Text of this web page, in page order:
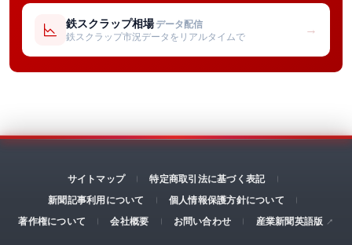
鉄スクラップ相場 データ配信
鉄スクラップ市況データをリアルタイムで
→
サイトマップ
特定商取引法に基づく表記
新聞記事利用について
個人情報保護方針について
著作権について
会社概要 お問い合わせ 産業新聞英語版